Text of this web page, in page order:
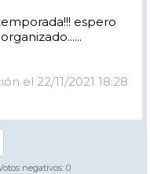
espero
el 22/11/2021 18:28
negativos: 0